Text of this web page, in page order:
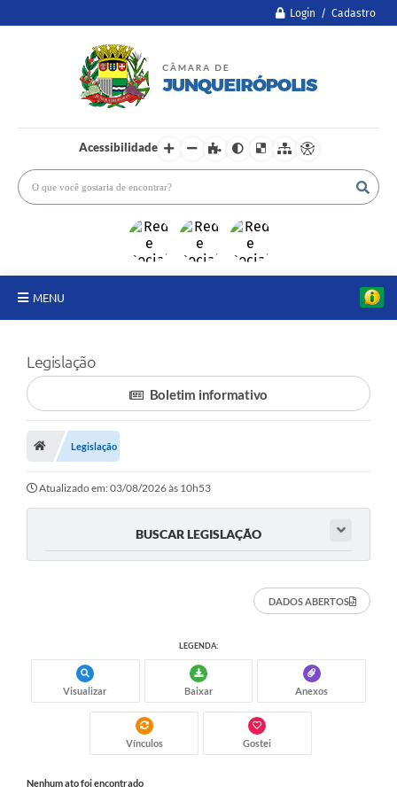
Login / Cadastro
Acessibilidade
MENU
Legislativo
Proposições
Legislação
Diário Oficial
Notas Explicativas de itens do site
Consulta Popular
Legislação
Boletim informativo
Legislação
Atualizado em: 03/08/2026 às 10h53
BUSCAR LEGISLAÇÃO
DADOS ABERTOS
LEGENDA:
Visualizar Baixar Anexos
Vínculos Gostei
Nenhum ato foi encontrado